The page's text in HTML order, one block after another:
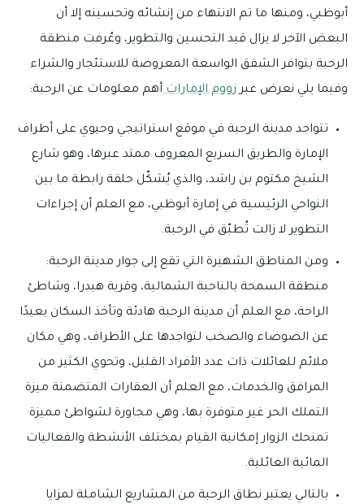
أبوظبي، ومنها ما تم الانتهاء من إنشائه وتحسينه إلا أن
البعض الآخر لا يزال قيد التحسين والتطوير، وعُرفت منطقة
الرحبة بتوافر الشقق الواسعة المعروضة للاستئجار والشراء
وفيما يلي نعرض عبرزووم الإماراتأهم معلومات عن الرحبة:
تتواجد مدينة الرحبة في موقع استراتيجي وحيوي على أطراف
الإمارة والطريق السريع المعروف ممتد عبرها، وهو شارع
الشيخ مكتوم بن راشد، والذي يُشكّل حلقة رابطة ما بين
النواحي الرئيسية في إمارة أبوظبي، مع العلم أن إجراءات
التطوير لا زالت تُطبّق في الرحبة.
ومن المناطق الشهيرة التي تقع إلى جوار مدينة الرحبة:
منطقة السمحة بالناحية الشمالية، وقرية هيدرا، وشاطئ
الراحة، مع العلم أن مدينة الرحبة هادئة وتأخذ السكان بعيدًا
عن الضوضاء والصخب لتواجدها على الأطراف، وهي مكان
ملائم للعائلات ذات عدد الأفراد القليل، وتحوي الكثير من
المرافق والخدمات، مع العلم أن العقارات المتضمنة ميزة
التملك الحر غير متوفرة بها، وهي مجاورة لشواطئ مميزة
تمنحك الزوار إمكانية القيام بمختلف الأنشطة والفعاليات
المائية العائلية.
بالتالي يعتبر نطاق الرحبة من المشاريع الشاملة لمزايا